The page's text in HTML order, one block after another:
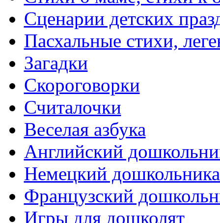
Сценарии детских
Пасхальные стихи,
Загадки
Скороговорки
Считалочки
Веселая азбука
Английский
Немецкий
Французский
Игры для дошколят